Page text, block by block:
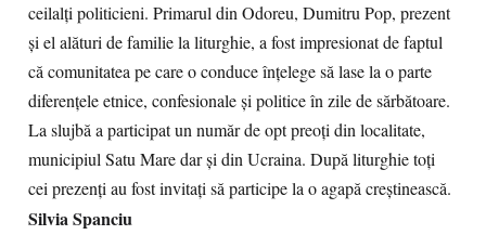
ceilalţi politicieni. Primarul din Odoreu, Dumitru Pop, prezent
şi el alături de familie la liturghie, a fost impresionat de faptul
că comunitatea pe care o conduce înţelege să lase la o parte
diferenţele etnice, confesionale şi politice în zile de sărbătoare.
La slujbă a participat un număr de opt preoţi din localitate,
municipiul Satu Mare dar şi din Ucraina. După liturghie toţi
cei prezenţi au fost invitaţi să participe la o agapă creştinească.
Silvia Spanciu